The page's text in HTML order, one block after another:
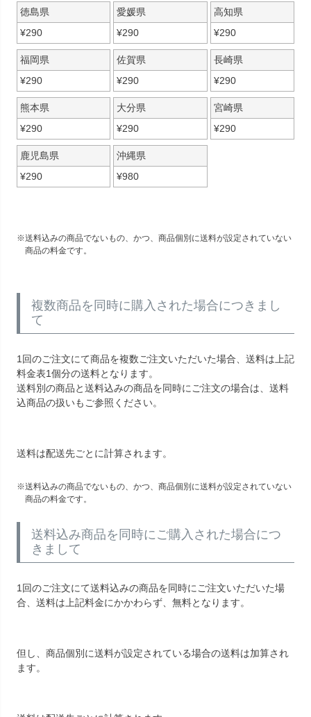
徳島県
¥290
愛媛県
¥290
高知県
¥290
福岡県
¥290
佐賀県
¥290
長崎県
¥290
熊本県
¥290
大分県
¥290
宮崎県
¥290
鹿児島県
¥290
沖縄県
¥980
送料込みの商品でないもの、かつ、商品個別に送料が設定されていない
商品の料金です。
複数商品を同時に購入された場合につきまし
て
1回のご注文にて商品を複数ご注文いただいた場合、送料は上記
料金表1個分の送料となります。
送料別の商品と送料込みの商品を同時にご注文の場合は、送料
込商品の扱いもご参照ください。
送料は配送先ごとに計算されます。
送料込みの商品でないもの、かつ、商品個別に送料が設定されていない
商品の料金です。
送料込み商品を同時にご購入された場合につ
きまして
1回のご注文にて送料込みの商品を同時にご注文いただいた場
合、送料は上記料金にかかわらず、無料となります。
但し、商品個別に送料が設定されている場合の送料は加算され
ます。